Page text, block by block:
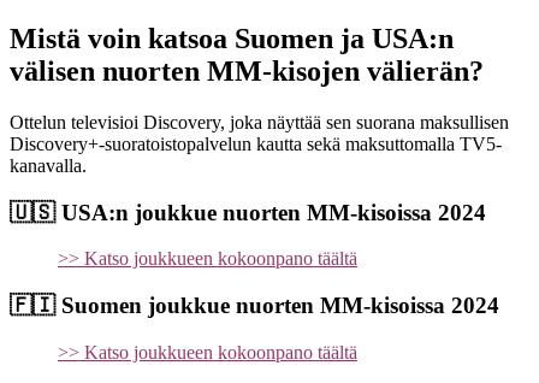
Mistä voin katsoa Suomen ja USA:n
välisen nuorten MM-kisojen välierän?
Ottelun televisioi Discovery, joka näyttää sen suorana maksullisen
Discovery+-suoratoistopalvelun kautta sekä maksuttomalla TV5-
kanavalla.
🇺🇸 USA:n joukkue nuorten MM-kisoissa 2024
>> Katso joukkueen kokoonpano täältä
🇫🇮 Suomen joukkue nuorten MM-kisoissa 2024
>> Katso joukkueen kokoonpano täältä